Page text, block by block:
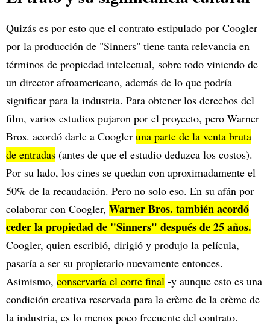
Quizás es por esto que el contrato estipulado por Coogler
por la producción de "Sinners" tiene tanta relevancia en
términos de propiedad intelectual, sobre todo viniendo de
un director afroamericano, además de lo que podría
significar para la industria. Para obtener los derechos del
film, varios estudios pujaron por el proyecto, pero Warner
Bros. acordó darle a Coogler una parte de la venta bruta
de entradas (antes de que el estudio deduzca los costos).
Por su lado, los cines se quedan con aproximadamente el
50% de la recaudación. Pero no solo eso. En su afán por
colaborar con Coogler, Warner Bros. también acordó
ceder la propiedad de "Sinners" después de 25 años.
Coogler, quien escribió, dirigió y produjo la película,
pasaría a ser su propietario nuevamente entonces.
Asimismo, conservaría el corte final -y aunque esto es una
condición creativa reservada para la crème de la crème de
la industria, es lo menos poco frecuente del contrato.